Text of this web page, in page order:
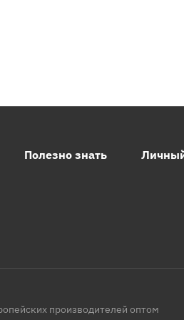
Полезно знать
производителей оптом